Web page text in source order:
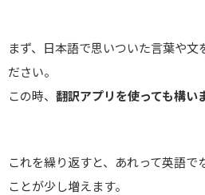
まず、日本語で思いついた言葉や文
ださい。
この時、 翻訳アプリを使っても構い
これを繰り返すと、あれって英語で
ことが少し増えます。